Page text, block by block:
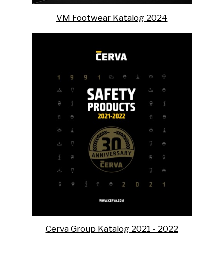
VM Footwear Katalog 2024
Cerva Group Katalog 2021 - 2022